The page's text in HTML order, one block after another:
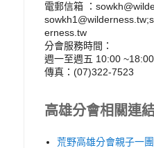
電郵信箱 ：
erness.tw
分會服務時間：
週一至週五 10:00 ~18:00
傳真：(07)322-7523
高雄分會相關連
荒野高雄分會親子一